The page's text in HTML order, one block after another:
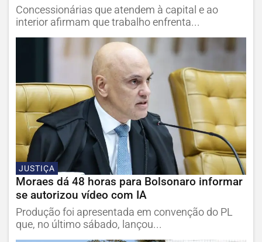
Concessionárias que atendem à capital e ao
interior afirmam que trabalho enfrenta...
JUSTIÇA
Moraes dá 48 horas para Bolsonaro informar
se autorizou vídeo com IA
Produção foi apresentada em convenção do PL
que, no último sábado, lançou...